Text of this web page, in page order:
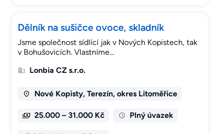
Dělník na sušičce ovoce, skladník
Jsme společnost sídlící jak v Nových Kopistech, tak
v Bohušovicích. Vlastníme…
Lonbia CZ s.r.o.
Nové Kopisty, Terezín, okres Litoměřice
25.000 – 31.000 Kč Plný úvazek